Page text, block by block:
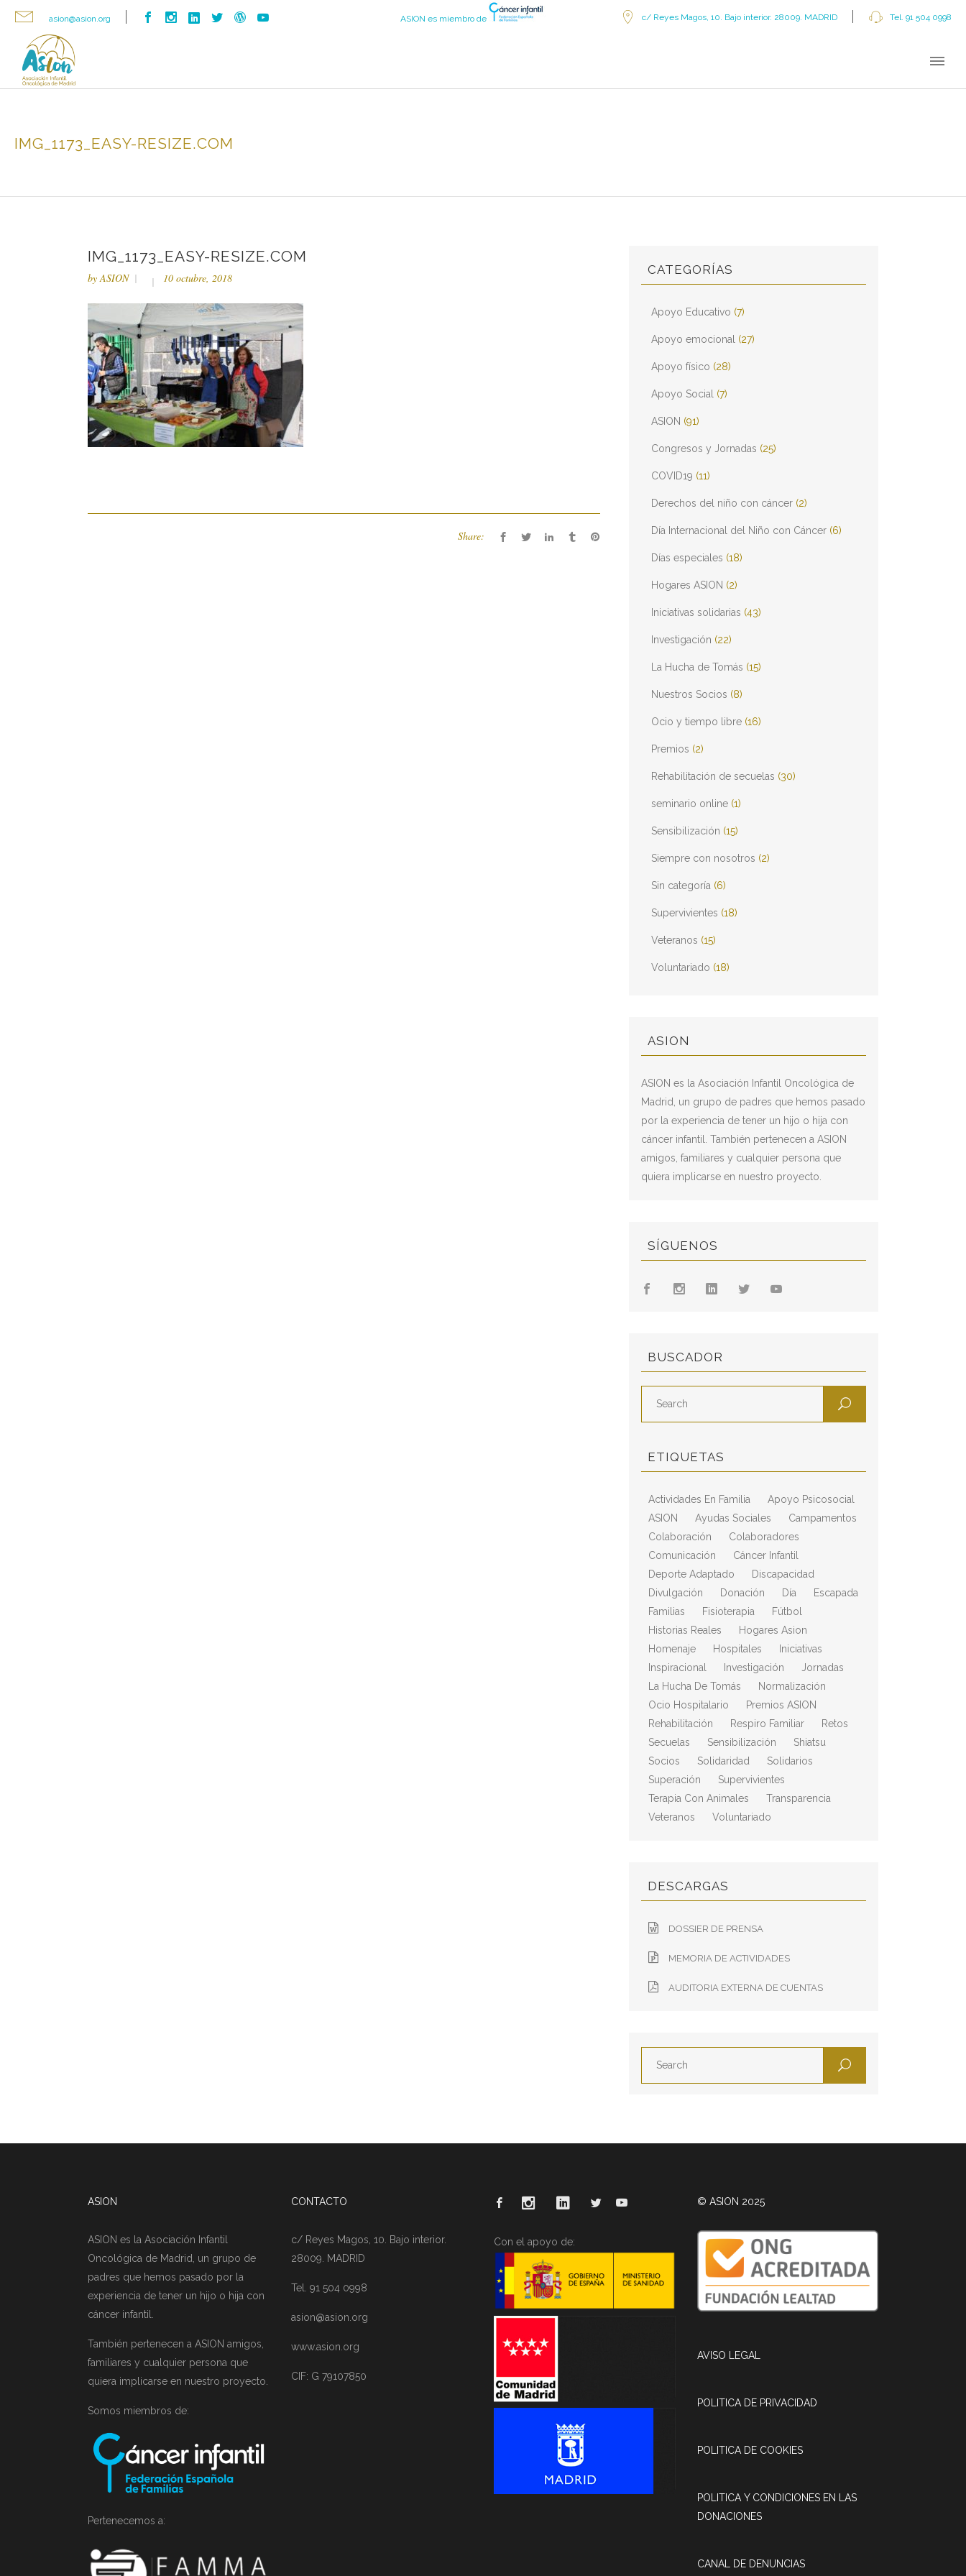
asion@asion.org ASION es miembro de c/ Reyes Magos, 10. Bajo interior. 28009. MADRID Tel. 91 504 0998
IMG_1173_EASY-RESIZE.COM
IMG_1173_EASY-RESIZE.COM
byASION 10 octubre, 2018
Share:
CATEGORÍAS
Apoyo Educativo (7)
Apoyo emocional (27)
Apoyo físico (28)
Apoyo Social (7)
ASION (91)
Congresos y Jornadas (25)
COVID19 (11)
Derechos del niño con cáncer (2)
Día Internacional del Niño con Cáncer (6)
Días especiales (18)
Hogares ASION (2)
Iniciativas solidarias (43)
Investigación (22)
La Hucha de Tomás (15)
Nuestros Socios (8)
Ocio y tiempo libre (16)
Premios (2)
Rehabilitación de secuelas (30)
seminario online (1)
Sensibilización (15)
Siempre con nosotros (2)
Sin categoría (6)
Supervivientes (18)
Veteranos (15)
Voluntariado (18)
ASION
ASION es la Asociación Infantil Oncológica de
Madrid, un grupo de padres que hemos pasado
por la experiencia de tener un hijo o hija con
cáncer infantil. También pertenecen a ASION
amigos, familiares y cualquier persona que
quiera implicarse en nuestro proyecto.
SÍGUENOS
BUSCADOR
ETIQUETAS
Actividades En Familia
Apoyo Psicosocial
ASION
Ayudas Sociales
Campamentos
Colaboración
Colaboradores
Comunicación
Cáncer Infantil
Deporte Adaptado
Discapacidad
Divulgación
Donación Día
Escapada
Familias
Fisioterapia
Fútbol
Historias Reales
Hogares Asion
Homenaje
Hospitales
Iniciativas
Inspiracional
Investigación
Jornadas
La Hucha De Tomás
Normalización
Ocio Hospitalario
Premios ASION
Rehabilitación
Respiro Familiar
Retos
Secuelas
Sensibilización
Shiatsu
Socios
Solidaridad
Solidarios
Superación
Supervivientes
Terapia Con Animales
Transparencia
Veteranos
Voluntariado
DESCARGAS
DOSSIER DE PRENSA
MEMORIA DE ACTIVIDADES
AUDITORIA EXTERNA DE CUENTAS
ASION
ASION es la Asociación Infantil
Oncológica de Madrid, un grupo de
padres que hemos pasado por la
experiencia de tener un hijo o hija con
cáncer infantil.
También pertenecen a ASION amigos,
familiares y cualquier persona que
quiera implicarse en nuestro proyecto.
Somos miembros de:
Pertenecemos a:
CONTACTO
c/ Reyes Magos, 10. Bajo interior.
28009. MADRID
Tel. 91 504 0998
asion@asion.org
www.asion.org
CIF: G 79107850
Con el apoyo de:
© ASION 2025
AVISO LEGAL
POLITICA DE PRIVACIDAD
POLITICA DE COOKIES
POLITICA Y CONDICIONES EN LAS
DONACIONES
CANAL DE DENUNCIAS